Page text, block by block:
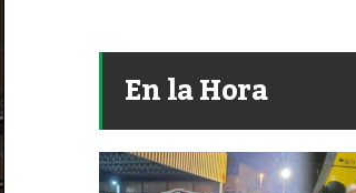
En la Hora